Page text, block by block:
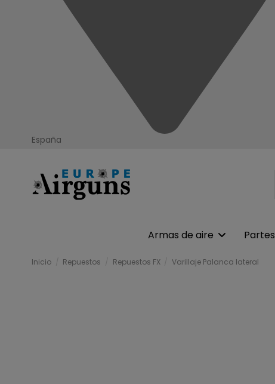
España
Armas de aire Partes
Inicio Repuestos Repuestos FX Varillaje Palanca lateral